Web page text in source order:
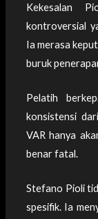
Kekesalan
kontroversial
Ia merasa
buruk
Pelatih
konsistensi
VAR hanya
benar fatal.
Stefano Pioli
spesifik. Ia